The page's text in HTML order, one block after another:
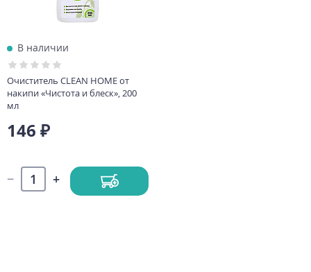
В наличии
Очиститель CLEAN HOMЕ от
накипи «Чистота и блеск», 200
мл
146 ₽